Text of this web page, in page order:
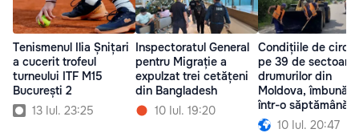
Tenismenul Ilia Șnițari
a cucerit trofeul
turneului ITF M15
București 2
13 Iul. 23:25
Inspectoratul General
pentru Migrație a
expulzat trei cetățeni
din Bangladesh
10 Iul. 19:20
Condițiile de
pe 39 de sectoare
drumurilor din
Moldova,
într-o săptămână
10 Iul. 20:47